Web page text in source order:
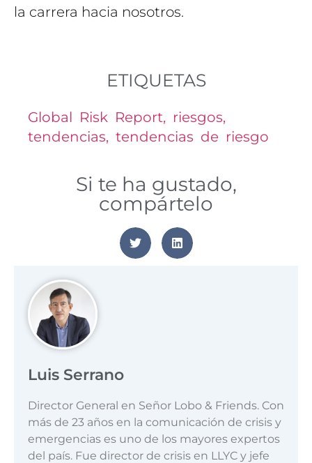
la carrera hacia nosotros.
ETIQUETAS
Global Risk Report, riesgos,
tendencias, tendencias de riesgo
Si te ha gustado,
compártelo
Luis Serrano
Director General en Señor Lobo & Friends. Con
más de 23 años en la comunicación de crisis y
emergencias es uno de los mayores expertos
del país. Fue director de crisis en LLYC y jefe